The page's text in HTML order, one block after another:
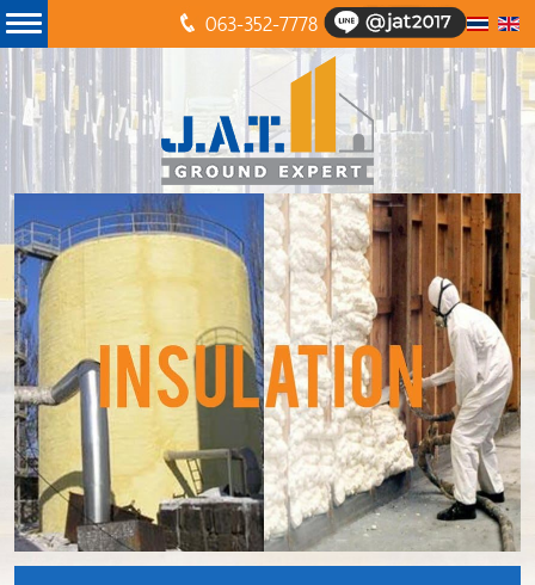
063-352-7778